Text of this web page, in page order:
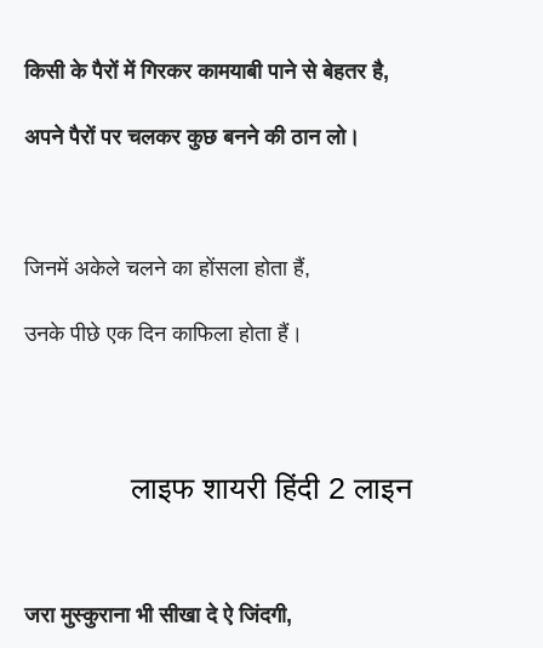
किसी के पैरों में गिरकर कामयाबी पाने से बेहतर है,
अपने पैरों पर चलकर कुछ बनने की ठान लो।
जिनमें अकेले चलने का होंसला होता हैं,
उनके पीछे एक दिन काफिला होता हैं।
लाइफ शायरी हिंदी 2 लाइन
जरा मुस्कुराना भी सीखा दे ऐ जिंदगी,